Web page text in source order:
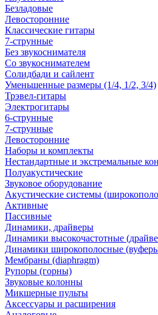
Безладовые
Левосторонние
Классические гитары
7-струнные
Без звукоснимателя
Со звукоснимателем
Солидбади и сайлент
Уменьшенные размеры (1/4, 1/2, 3/4)
Трэвел-гитары
Электрогитары
6-струнные
7-струнные
Левосторонние
Наборы и комплекты
Нестандартные и экстремальные
Полуакустические
Звуковое оборудование
Акустические системы
Активные
Пассивные
Динамики, драйверы
Динамики высокочастотные
Динамики широкополосные
Мембраны (diaphragm)
Рупоры (горны)
Звуковые колонны
Микшерные пульты
Аксессуары и расширения